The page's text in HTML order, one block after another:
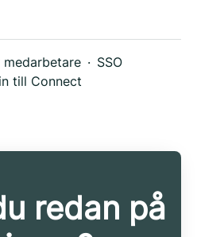
· SSO
till Connect
redan på